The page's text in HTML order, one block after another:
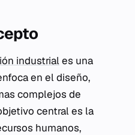
industriales una
en el diseño,
complejos de
central es la
humanos,